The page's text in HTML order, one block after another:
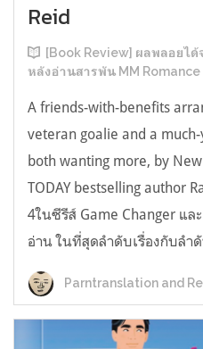
Reid
[Book Review] ผลพลอยไ
หลังอ่านสารพัน MM Romance
A friends-with-benefits
veteran goalie and a
both wanting more, by
TODAY bestselling author
4ในซีรีส์ Game Changer แล
อ่าน ในที่สุดลำดับเรื่องกับลำ
Parntranslation and